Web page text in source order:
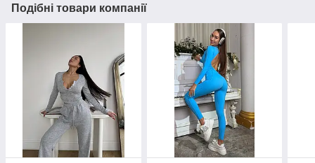
Подібні товари компанії